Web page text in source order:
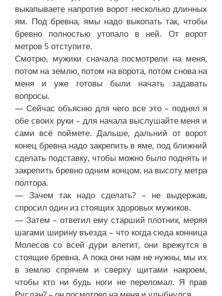
выкапываете напротив ворот несколько длинных
ям. Под бревна, ямы надо выкопать так, чтобы
бревно полностью утопало в ней. От ворот
метров 5 отступите.
Смотрю, мужики сначала посмотрели на меня,
потом на землю, потом на ворота, потом снова на
меня и уже готовы были начать задавать
вопросы.
— Сейчас объясню для чего все это – поднял я
обе своих руки – для начала выслушайте меня и
сами всё поймете. Дальше, дальний от ворот
конец бревна надо закрепить в яме, под ближний
сделать подставку, чтобы можно было поднять и
закрепить бревно одним концом, на высоту метра
полтора.
— Зачем так надо сделать? – не выдержав,
спросил один из стоящих здоровых мужиков.
— Затем – ответил ему старший плотник, меряя
шагами ширину въезда – что когда сюда конница
Молесов со всей дури влетит, они врежутся в
стоящие бревна. А пока они нам не нужны, мы их
в землю спрячем и сверху щитами накроем,
чтобы кто ни будь ноги не переломал. Я прав